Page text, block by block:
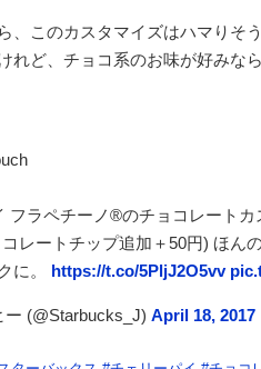
、このカスタマイズはハマりそ
れど、チョコ系のお味が好みな
フラペチーノ®のチョコレートカ
レートチップ追加＋50円) ほん
に。 https://t.co/5PljJ2O5vv
(@Starbucks_J) April 18, 2017